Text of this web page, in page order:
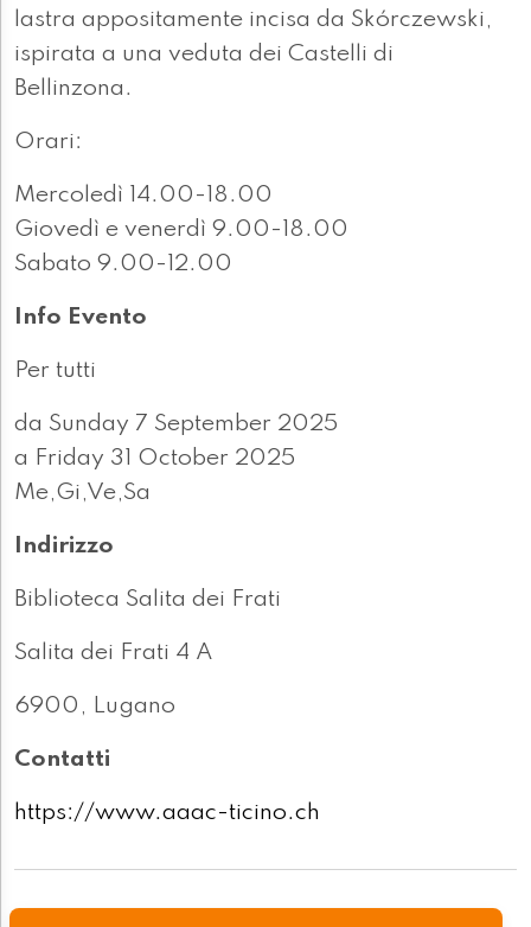
lastra appositamente incisa da Skórczewski,
ispirata a una veduta dei Castelli di
Bellinzona.
Orari:
Mercoledì 14.00-18.00
Giovedì e venerdì 9.00-18.00
Sabato 9.00-12.00
Info Evento
Per tutti
da Sunday 7 September 2025
a Friday 31 October 2025
Me,Gi,Ve,Sa
Indirizzo
Biblioteca Salita dei Frati
Salita dei Frati 4 A
6900, Lugano
Contatti
https://www.aaac-ticino.ch